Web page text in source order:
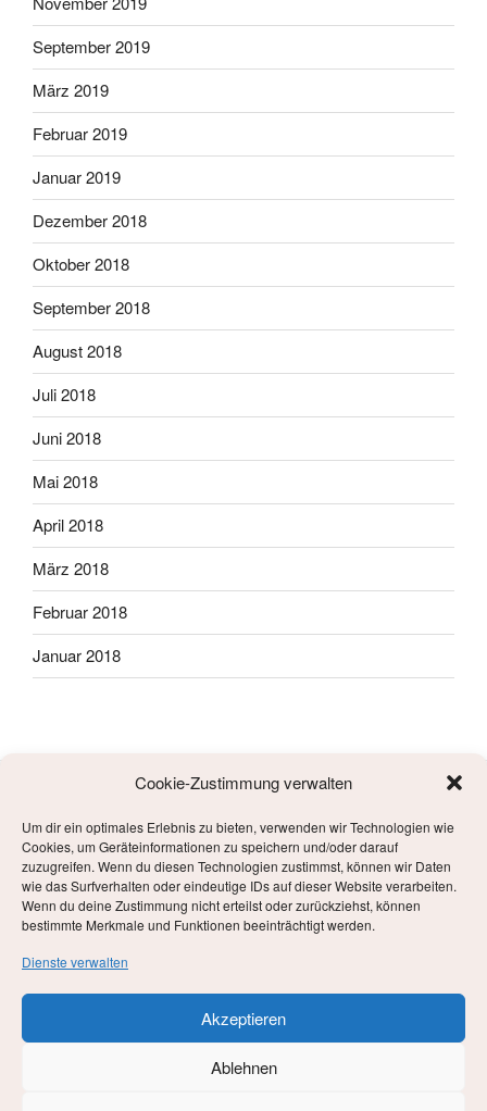
Cookie-Zustimmung verwalten
Um dir ein optimales Erlebnis zu bieten, verwenden wir Technologien wie
Cookies, um Geräteinformationen zu speichern und/oder darauf
zuzugreifen. Wenn du diesen Technologien zustimmst, können wir Daten
wie das Surfverhalten oder eindeutige IDs auf dieser Website verarbeiten.
Wenn du deine Zustimmung nicht erteilst oder zurückziehst, können
bestimmte Merkmale und Funktionen beeinträchtigt werden.
Dienste verwalten
Akzeptieren
Ablehnen
September 2019
März 2019
Februar 2019
Januar 2019
Dezember 2018
Oktober 2018
September 2018
August 2018
Juli 2018
Juni 2018
Mai 2018
April 2018
März 2018
Februar 2018
Januar 2018
META
Anmelden
Eintrags-Feed
Kommentar-Feed